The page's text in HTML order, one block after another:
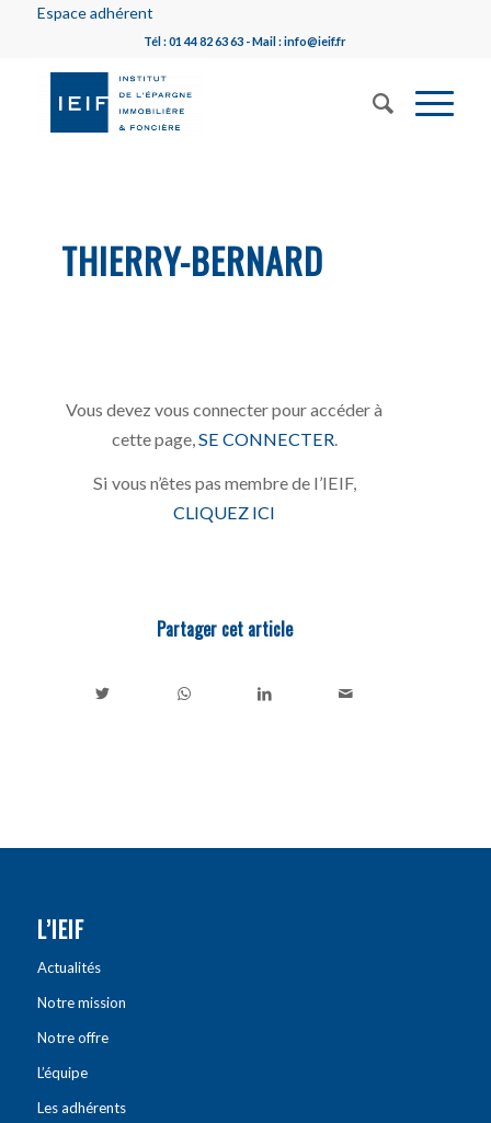
Espace adhérent
Tél : 01 44 82 63 63 - Mail : info@ieif.fr
THIERRY-BERNARD
Vous devez vous connecter pour accéder à
cette page, SE CONNECTER
Si vous n’êtes pas membre de l’IEIF,
CLIQUEZ ICI
Partager cet article
L’IEIF
Actualités
Notre mission
Notre offre
L’équipe
Les adhérents